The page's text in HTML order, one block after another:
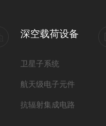
深空载荷设备
卫星子系统
航天级电子元件
抗辐射集成电路